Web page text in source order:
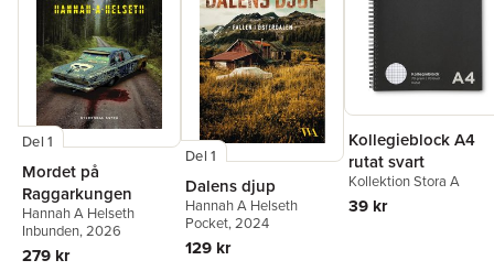
Del 1
Mordet på
Raggarkungen
Hannah A Helseth
Inbunden, 2026
279 kr
Del 1
Dalens djup
Hannah A Helseth
Pocket, 2024
129 kr
Kollegieblock A4
rutat svart
Kollektion Stora A
39 kr